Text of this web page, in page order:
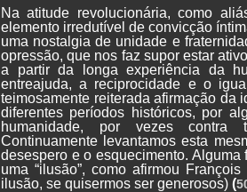
Na atitude revolucionária, como
elemento irredutível de convicção
uma nostalgia de unidade e
opressão, que nos faz supor estar
a partir da longa experiência da
entreajuda, a reciprocidade e o
teimosamente reiterada afirmação da
diferentes períodos históricos, por
humanidade, por vezes contra
Continuamente levantamos esta
desespero e o esquecimento.
uma “ilusão”, como afirmou
ilusão, se quisermos ser generosos) (